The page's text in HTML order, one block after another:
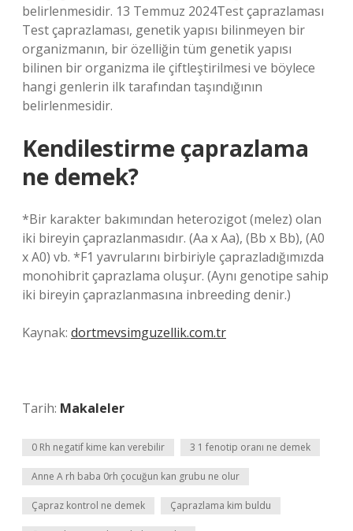
belirlenmesidir. 13 Temmuz 2024Test çaprazlaması
Test çaprazlaması, genetik yapısı bilinmeyen bir
organizmanın, bir özelliğin tüm genetik yapısı
bilinen bir organizma ile çiftleştirilmesi ve böylece
hangi genlerin ilk tarafından taşındığının
belirlenmesidir.
Kendilestirme çaprazlama
ne demek?
*Bir karakter bakımından heterozigot (melez) olan
iki bireyin çaprazlanmasıdır. (Aa x Aa), (Bb x Bb), (A0
x A0) vb. *F1 yavrularını birbiriyle çaprazladığımızda
monohibrit çaprazlama oluşur. (Aynı genotipe sahip
iki bireyin çaprazlanmasına inbreeding denir.)
Kaynak: dortmevsimguzellik.com.tr
Tarih: Makaleler
0 Rh negatif kime kan verebilir 3 1 fenotip oranı ne demek
Anne A rh baba 0rh çocuğun kan grubu ne olur
Çapraz kontrol ne demek Çaprazlama kim buldu